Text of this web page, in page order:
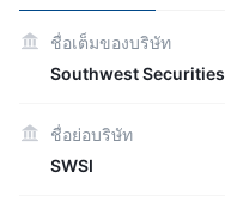
ชื่อเต็มของบริษัท
Southwest
ชื่อย่อบริษัท
SWSI